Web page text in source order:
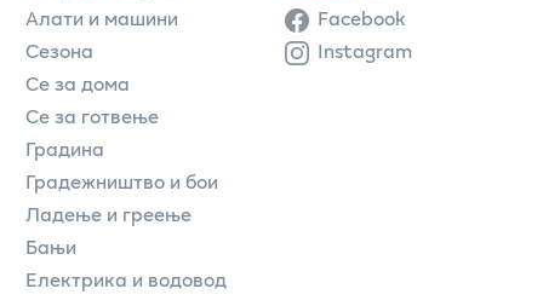
Алати и машини
Сезона
Се за дома
Се за готвење
Градина
Градежништво и бои
Ладење и греење
Бањи
Електрика и водовод
Facebook
Instagram